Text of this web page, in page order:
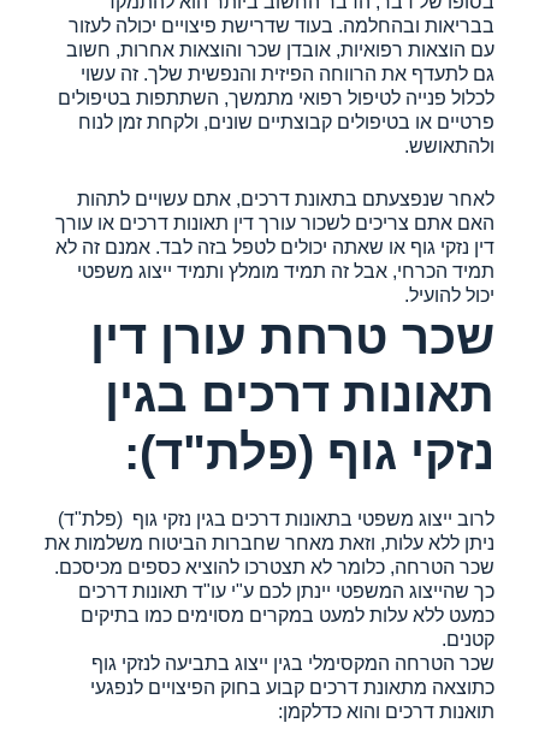
בבריאות ובהחלמה. בעוד שדרישת פיצויים יכולה לעזור
עם הוצאות רפואיות, אובדן שכר והוצאות אחרות, חשוב
גם לתעדף את הרווחה הפיזית והנפשית שלך. זה עשוי
לכלול פנייה לטיפול רפואי מתמשך, השתתפות בטיפולים
פרטיים או בטיפולים קבוצתיים שונים, ולקחת זמן לנוח
ולהתאושש.
לאחר שנפצעתם בתאונת דרכים, אתם עשויים לתהות
האם אתם צריכים לשכור עורך דין תאונות דרכים או עורך
דין נזקי גוף או שאתה יכולים לטפל בזה לבד. אמנם זה לא
תמיד הכרחי, אבל זה תמיד מומלץ ותמיד ייצוג משפטי
יכול להועיל.
שכר טרחת עורן דין
תאונות דרכים בגין
נזקי גוף (פלת"ד):
לרוב ייצוג משפטי בתאונות דרכים בגין נזקי גוף (פלת"ד)
ניתן ללא עלות, וזאת מאחר שחברות הביטוח משלמות את
שכר הטרחה, כלומר לא תצטרכו להוציא כספים מכיסכם.
כך שהייצוג המשפטי יינתן לכם ע"י עו"ד תאונות דרכים
כמעט ללא עלות למעט במקרים מסוימים כמו בתיקים
קטנים.
שכר הטרחה המקסימלי בגין ייצוג בתביעה לנזקי גוף
כתוצאה מתאונת דרכים קבוע בחוק הפיצויים לנפגעי
תואנות דרכים והוא כדלקמן: